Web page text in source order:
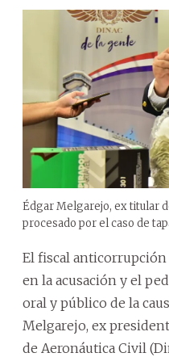
Édgar Melgarejo, ex titular
procesado por el caso de
El fiscal
en la acusación y el
oral y público de la
Melgarejo, ex
de Aeronáutica Civil